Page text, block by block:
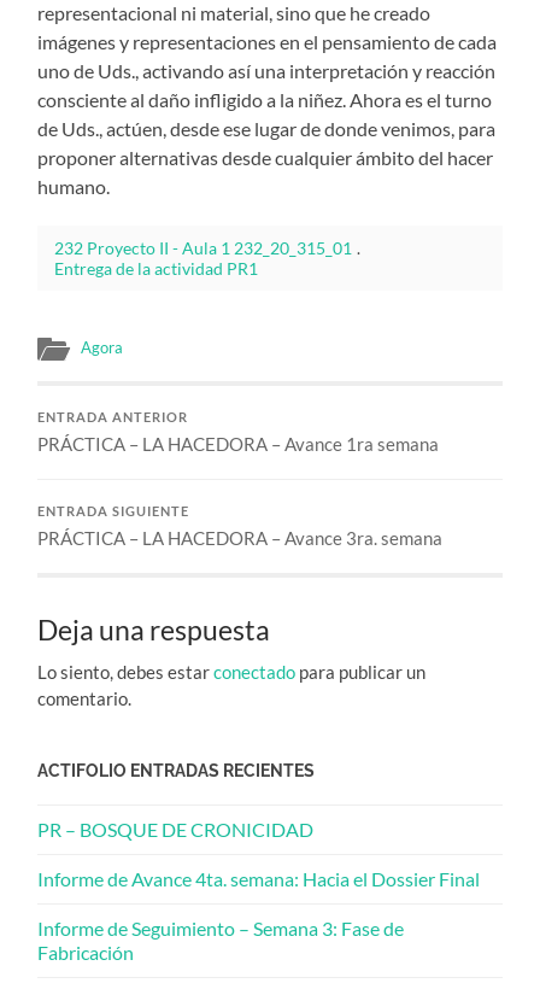
representacional ni material, sino que he creado
imágenes y representaciones en el pensamiento de cada
uno de Uds., activando así una interpretación y reacción
consciente al daño infligido a la niñez. Ahora es el turno
de Uds., actúen, desde ese lugar de donde venimos, para
proponer alternativas desde cualquier ámbito del hacer
humano.
232 Proyecto II - Aula 1 232_20_315_01 .
Entrega de la actividad PR1
Agora
ENTRADA ANTERIOR
PRÁCTICA – LA HACEDORA – Avance 1ra semana
ENTRADA SIGUIENTE
PRÁCTICA – LA HACEDORA – Avance 3ra. semana
Deja una respuesta
Lo siento, debes estarconectado para publicar un
comentario.
ACTIFOLIO ENTRADAS RECIENTES
PR – BOSQUE DE CRONICIDAD
Informe de Avance 4ta. semana: Hacia el Dossier Final
Informe de Seguimiento – Semana 3: Fase de
Fabricación